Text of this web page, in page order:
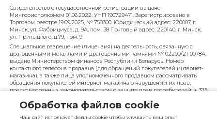
Свидетельство о государственной регистрации выдано
Мингорисполкомом 01.06.2022. УНП 190729471. Зарегистрировано в
Торговом реестре 19.09.2025, № 758300. Юридический адрес: 220007, г.
Минск, ул. Фабрициуса, д. 9А, пом. 38 Почтовый адрес: 220140, г. Минск,
ул. Притыцкого, д.79, пом. 9
Специальное разрешение (лицензия) на деятельность, связанную с
драгоценными металлами и драгоценными камнями № 02200/21-00784,
выдано Министерством финансов Республики Беларусь. Номер
контактного телефона продавца (для обращений покупателей интернет-
магазина), а также лица уполномоченного продавцом рассматривать
обращения покупателей интернет-магазина о нарушении их прав,
предусмотренных законодательством о защите прав потребителей: + 375
управления по работе с обращениями граждан и юридических лиц
Минского городского исполнительного комитета, администрация
Обработка файлов cookie
Наш сайт использует файлы cookie чтобы улучшить ваш опыт